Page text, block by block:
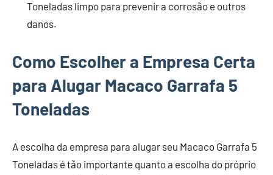
Toneladas limpo para prevenir a corrosão e outros
danos.
Como Escolher a Empresa Certa
para Alugar Macaco Garrafa 5
Toneladas
A escolha da empresa para alugar seu Macaco Garrafa 5
Toneladas é tão importante quanto a escolha do próprio